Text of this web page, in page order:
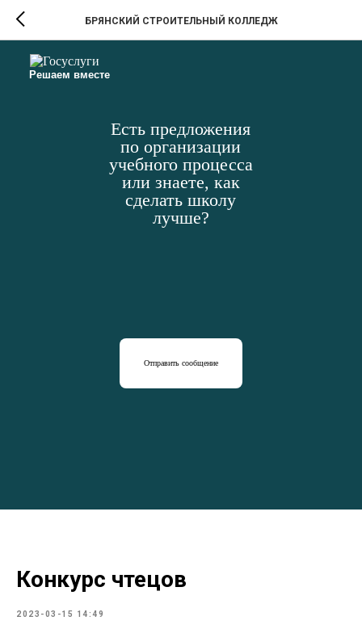
Решаем вместе
Есть предложения
по организации
учебного процесса
или знаете, как
сделать школу
лучше?
Отправить сообщение
БРЯНСКИЙ СТРОИТЕЛЬНЫЙ КОЛЛЕДЖ
Конкурс чтецов
2023-03-15 14:49